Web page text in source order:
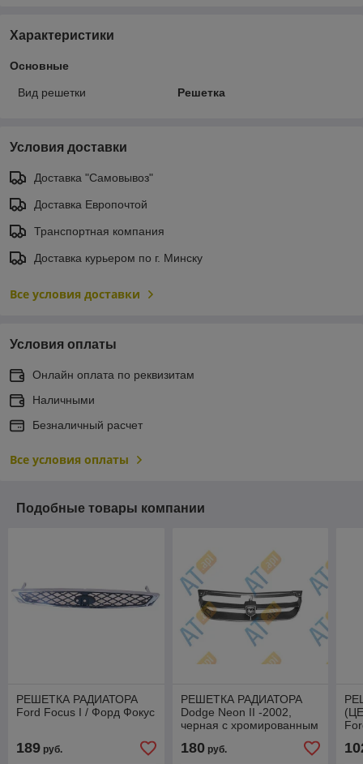
Характеристики
Основные
Вид решетки Решетка
Условия доставки
Доставка "Самовывоз"
Доставка Европочтой
Транспортная компания
Доставка курьером по г. Минску
Все условия доставки
Условия оплаты
Онлайн оплата по реквизитам
Наличными
Безналичный расчет
Все условия оплаты
Подобные товары компании
РЕШЕТКА РАДИАТОРА
Ford Focus I / Форд Фокус
189 руб.
РЕШЕТКА РАДИАТОРА
Dodge Neon II -2002,
черная с хромированным
молдингом ,значок не в
ком, PCR07040GA
180руб.